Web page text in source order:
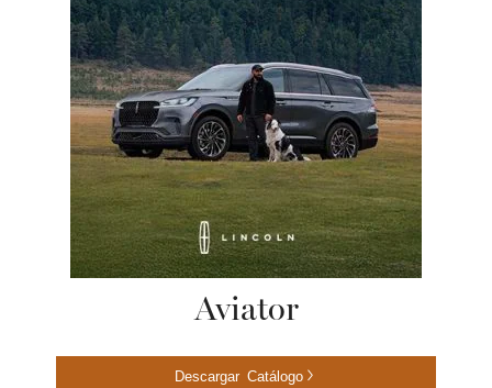
Aviator
Descargar Catálogo